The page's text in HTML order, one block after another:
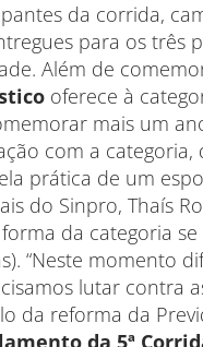
da corrida,
para os três
Além de
oferece à
mais um
com a
prática de um
do Sinpro, Thaís
da categoria
“Neste momento
lutar contra
da reforma da
da 5ª